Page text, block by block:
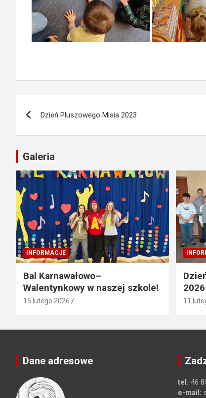
wpisu
Dzień Pluszowego Misia 2023
Galeria
INFORMACJE
Bal Karnawałowo–
Walentynkowy w naszej szkole!
15 lutego 2026
2026
11
Dane adresowe
tel. 46
e-mail: